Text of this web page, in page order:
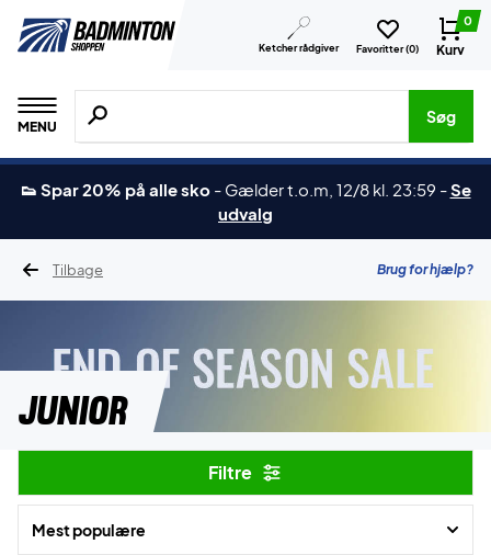
Ketcher rådgiver Favoritter (0)
0
Kurv
MENU
Søg efter produkter, mærker etc.
Søg
👟 Spar 20% på alle sko - Gælder t.o.m, 12/8 kl. 23:59 -Se
udvalg
Tilbage Brug for hjælp?
Junior
Filtre
Mest populære